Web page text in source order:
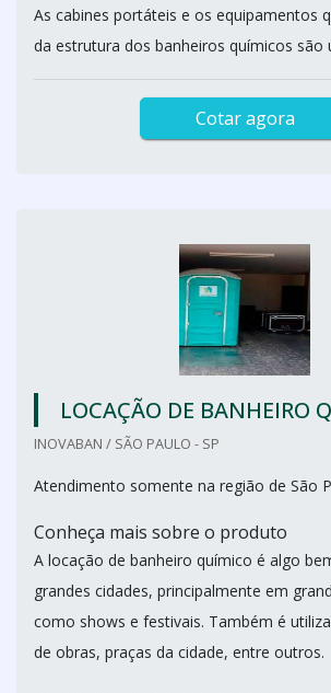
As cabines portáteis e os equipamentos
da estrutura dos banheiros químicos são
Cotar agora
LOCAÇÃO DE BANHEIRO
INOVABAN / SÃO PAULO - SP
Atendimento somente na região de São
Conheça mais sobre o produto
A locação de banheiro químico é algo
grandes cidades, principalmente em
como shows e festivais. Também é
de obras, praças da cidade, entre outros.